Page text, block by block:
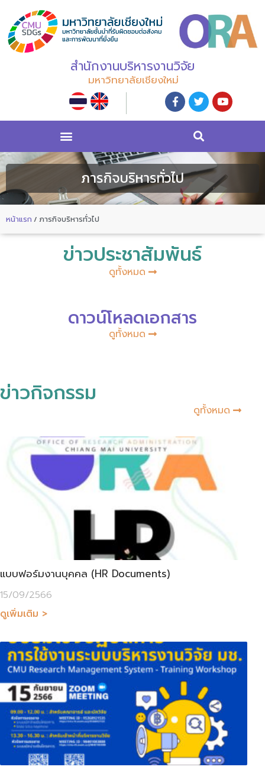
สำนักงานบริหารงานวิจัย
มหาวิทยาลัยเชียงใหม่
ภารกิจบริหารทั่วไป
หน้าแรก / ภารกิจบริหารทั่วไป
ข่าวประชาสัมพันธ์
ดูทั้งหมด
ดาวน์โหลดเอกสาร
ดูทั้งหมด
ข่าวกิจกรรม
ดูทั้งหมด
แบบฟอร์มงานบุคคล (HR Documents)
15/09/2566
ดูเพิ่มเติม >